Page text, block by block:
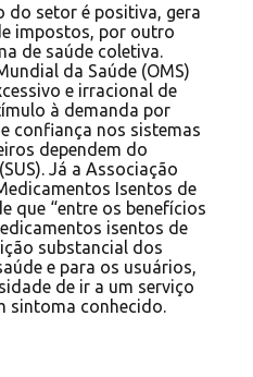
do setor é positiva, gera
impostos, por outro
de saúde coletiva.
da Saúde (OMS)
e irracional de
à demanda por
confiança nos sistemas
dependem do
(SUS). Já a Associação
Isentos de
que “entre os benefícios
isentos de
substancial dos
e para os usuários,
de ir a um serviço
sintoma conhecido.